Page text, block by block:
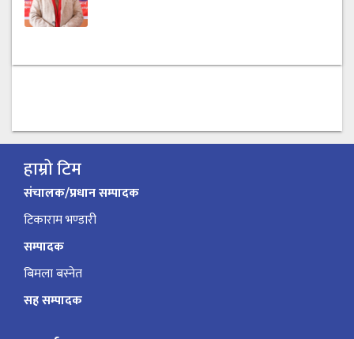
हाम्रो टिम
संचालक/प्रधान सम्पादक
टिकाराम भण्डारी
सम्पादक
बिमला बस्नेत
सह सम्पादक